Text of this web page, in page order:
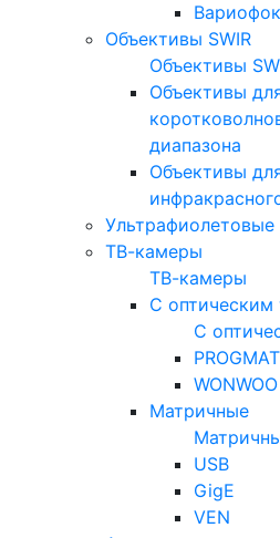
Объективы SWIR
Объективы
Объективы
диапазона
Объективы
Ультрафиолетовые
ТВ-камеры
ТВ-камеры
С оптическим
С
WONWOO
Матричные
USB
GigE
VEN